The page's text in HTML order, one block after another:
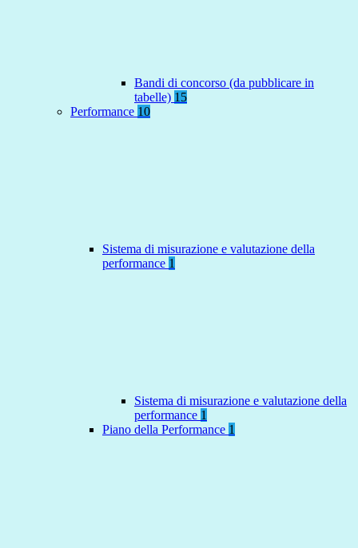
Bandi di concorso (da pubblicare in
tabelle) 15
Performance 10
Sistema di misurazione e valutazione della
performance 1
Sistema di misurazione e valutazione della
performance 1
Piano della Performance 1